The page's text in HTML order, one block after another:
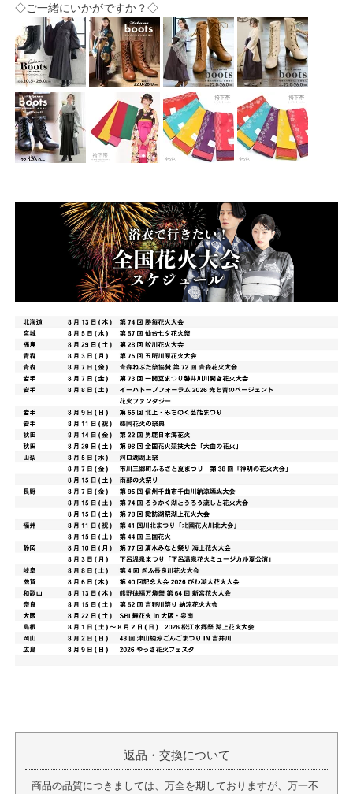
◇ご一緒にいかがですか？◇
返品・交換について
商品の品質につきましては、万全を期しておりますが、万一不